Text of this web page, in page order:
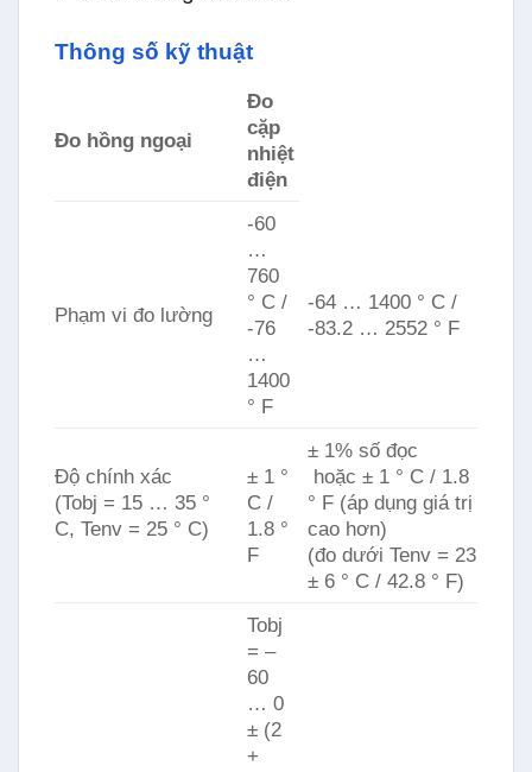
Thông số kỹ thuật
Đo hồng ngoại
Đo
cặp
nhiệt
điện
Phạm vi đo lường
-60
…
760
° C /
-76
…
1400
° F
-64 … 1400 ° C /
-83.2 … 2552 ° F
Độ chính xác
(Tobj = 15 … 35 °
C, Tenv = 25 ° C)
± 1 °
C /
1.8 °
F
± 1% số đọc
hoặc ± 1 ° C / 1.8
° F (áp dụng giá trị
cao hơn)
(đo dưới Tenv = 23
± 6 ° C / 42.8 ° F)
Tobj
= –
60
… 0
± (2
+